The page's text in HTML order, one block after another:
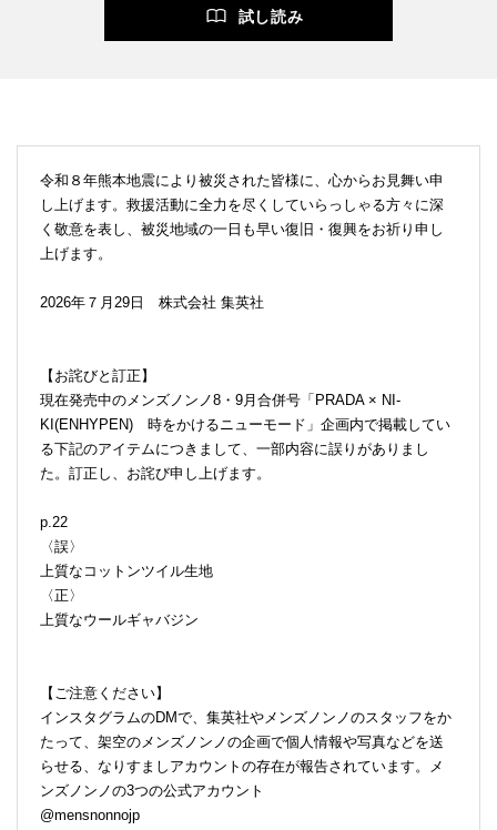
試し読み
令和８年熊本地震により被災された皆様に、心からお見舞い申
し上げます。救援活動に全力を尽くしていらっしゃる方々に深
く敬意を表し、被災地域の一日も早い復旧・復興をお祈り申し
上げます。
2026年７月29日 株式会社 集英社
【お詫びと訂正】
現在発売中のメンズノンノ8・9月合併号「PRADA × NI-
KI(ENHYPEN) 時をかけるニューモード」企画内で掲載してい
る下記のアイテムにつきまして、一部内容に誤りがありまし
た。訂正し、お詫び申し上げます。
p.22
〈誤〉
上質なコットンツイル生地
〈正〉
上質なウールギャバジン
【ご注意ください】
インスタグラムのDMで、集英社やメンズノンノのスタッフをか
たって、架空のメンズノンノの企画で個人情報や写真などを送
らせる、なりすましアカウントの存在が報告されています。メ
ンズノンノの3つの公式アカウント
@mensnonnojp